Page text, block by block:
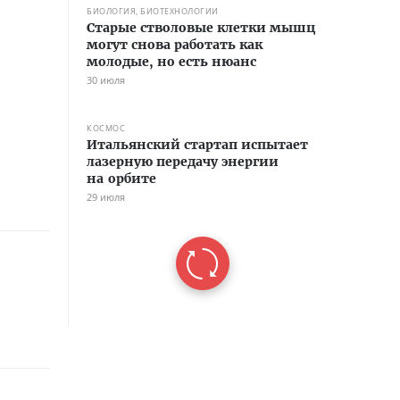
БИОЛОГИЯ, БИОТЕХНОЛОГИИ
Старые стволовые клетки мышц
могут снова работать как
молодые, но есть нюанс
30 июля
КОСМОС
Итальянский стартап испытает
лазерную передачу энергии
на орбите
29 июля